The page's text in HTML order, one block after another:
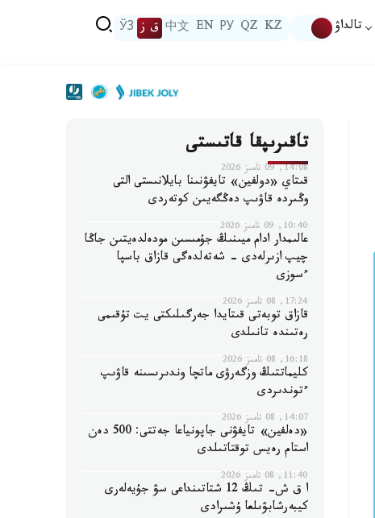
تالداۋ KZ
QZ
РУ
EN
中文 ق ز ЎЗ
تاقىرىپقا قاتىستى
14:08, 09 تامىز 2026
قىتاي «دولفين» تايفۋنىنا بايلانىستى التى
وڭىردە قاۋىپ دەڭگەيىن كوتەردى
10:40, 09 تامىز 2026
عالىمدار ادام ميىنىڭ جۇمىسىن مودەلدەيتىن جاڭا
چيپ ازىرلەدى - شەتەلدەگى قازاق باسپا
ءسوزى
17:24, 08 تامىز 2026
قازاق توبەتى قىتايدا جەرگىلىكتى يت تۇقىمى
رەتىندە تانىلدى
16:18, 08 تامىز 2026
كليماتتىڭ وزگەرۋى ماتچا وندىرىسىنە قاۋىپ
ءتوندىردى
14:07, 08 تامىز 2026
«دەلفين» تايفۋنى جاپونياعا جەتتى: 500 دەن
استام رەيس توقتاتىلدى
11:40, 08 تامىز 2026
ا ق ش- تىڭ 12 شتاتىنداعى سۋ جۇيەلەرى
كيبەرشابۋىلعا ۇشىرادى